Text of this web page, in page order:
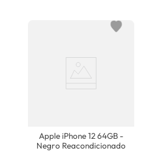
Apple iPhone 12 64GB -
Negro Reacondicionado